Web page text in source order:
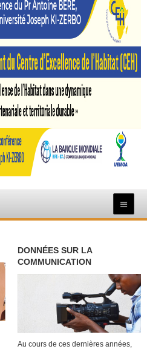
DONNÉES SUR LA
COMMUNICATION
Au cours de ces dernières années,